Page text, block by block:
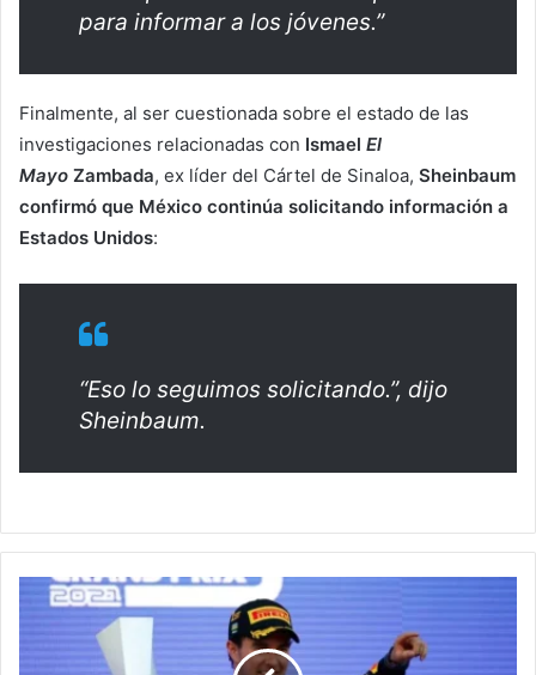
para informar a los jóvenes.”
Finalmente, al ser cuestionada sobre el estado de las
investigaciones relacionadas con Ismael El
Mayo Zambada, ex líder del Cártel de Sinaloa, Sheinbaum
confirmó que México continúa solicitando información a
Estados Unidos:
“Eso lo seguimos solicitando.”, dijo
Sheinbaum.